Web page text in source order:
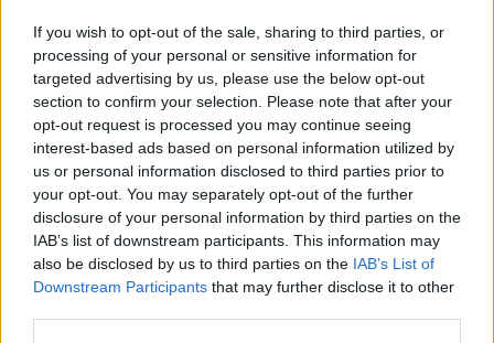
If you wish to opt-out of the sale, sharing to third parties, or
processing of your personal or sensitive information for
targeted advertising by us, please use the below opt-out
section to confirm your selection. Please note that after your
opt-out request is processed you may continue seeing
interest-based ads based on personal information utilized by
us or personal information disclosed to third parties prior to
your opt-out. You may separately opt-out of the further
disclosure of your personal information by third parties on the
IAB’s list of downstream participants. This information may
also be disclosed by us to third parties on the IAB’s List of
Downstream Participants that may further disclose it to other
NYHETER 2026-08-03 KL. 14:03
Dömd för penningtvätt – sa sig ha blivit lurad
Laholmare tog emot och skickade vidare pengar från bedrägeri.